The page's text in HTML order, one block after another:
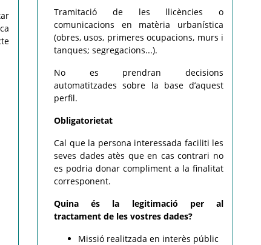
Tramitació de les llicències o
comunicacions en matèria urbanística
(obres, usos, primeres ocupacions, murs i
tanques; segregacions...).
No es prendran decisions
automatitzades sobre la base d’aquest
perfil.
Obligatorietat
Cal que la persona interessada faciliti les
seves dades atès que en cas contrari no
es podria donar compliment a la finalitat
corresponent.
Quina és la legitimació per al
tractament de les vostres dades?
Missió realitzada en interès públic